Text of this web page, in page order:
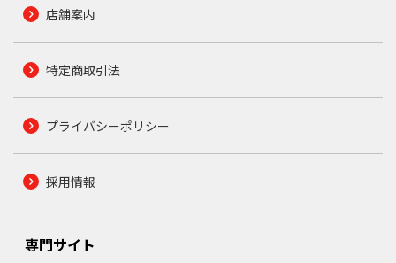
店舗案内
特定商取引法
プライバシーポリシー
採用情報
専門サイト